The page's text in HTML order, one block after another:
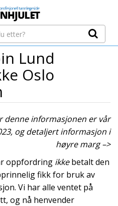
Lund
Oslo
denne informasjonen er vår
og detaljert informasjon i
høyre marg –>
oppfordring ikkebetalt den
fikk for bruk av
Vi har alle ventet på
og nå henvender
passord?